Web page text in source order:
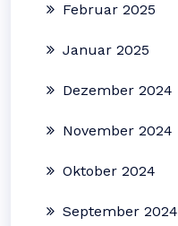
Februar 2025
Januar 2025
Dezember 2024
November 2024
Oktober 2024
September 2024